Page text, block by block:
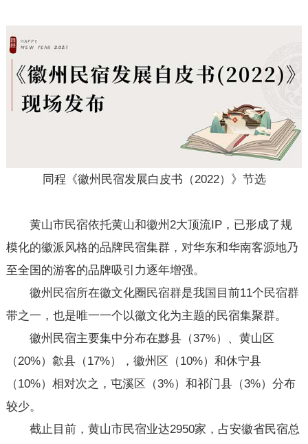
同程《徽州民宿发展白皮书（2022）》节选
黄山市民宿依托黄山和徽州2大顶流IP，已形成了规
模化的徽派风格的品牌民宿集群，对华东和华南客源地乃
至全国的游客的品牌吸引力逐年增强。
徽州民宿所在徽文化圈民宿群是我国目前11个民宿群
带之一，也是唯一一个以徽文化为主题的民宿集聚群。
徽州民宿主要集中分布在黟县（37%）、黄山区
（20%）歙县（17%），徽州区（10%）和休宁县
（10%）相对次之，屯溪区（3%）和祁门县（3%）分布
较少。
截止目前，黄山市民宿业达2950家，占安徽省民宿总